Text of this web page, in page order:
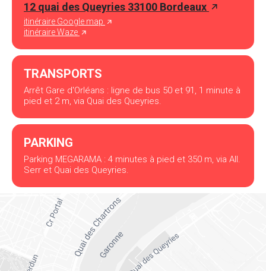
12 quai des Queyries 33100 Bordeaux
itinéraire Google map
itinéraire Waze
TRANSPORTS
Arrêt Gare d'Orléans : ligne de bus 50 et 91, 1 minute à
pied et 2 m, via Quai des Queyries.
PARKING
Parking MEGARAMA : 4 minutes à pied et 350 m, via All.
Serr et Quai des Queyries.